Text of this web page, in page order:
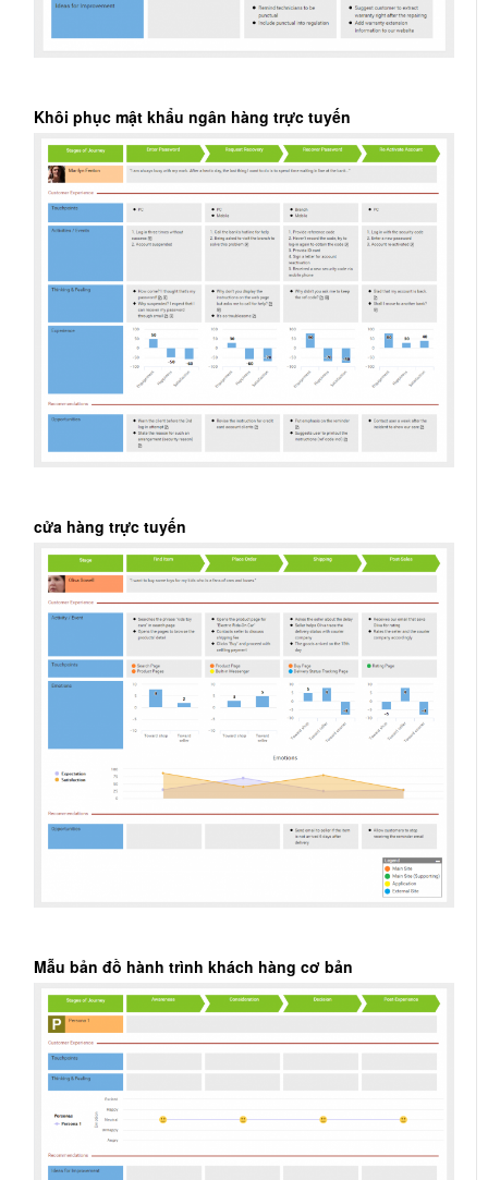
Khôi phục mật khẩu ngân hàng trực tuyến
cửa hàng trực tuyến
Mẫu bản đồ hành trình khách hàng cơ bản